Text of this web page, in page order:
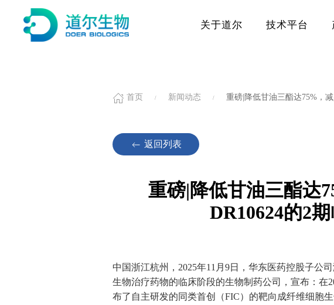
关于道尔 技术平台
首页 新闻动态 重磅|降低甘油三酯达75%，
返回列表
重磅|降低甘油三酯达
DR10624的2
中国浙江杭州，2025年11月9日，华东医药控股子公
生物治疗药物的临床阶段的生物制药公司，宣布：在
布了自主研发的同类首创（FIC）的靶向成纤维细胞生